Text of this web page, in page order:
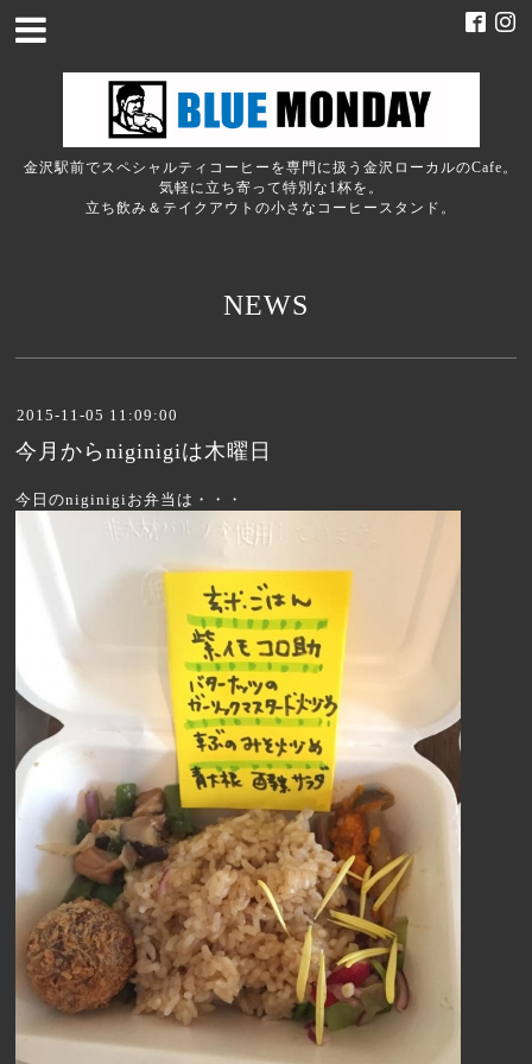
金沢駅前でスペシャルティコーヒーを専門に扱う金沢ローカルのCafe。
気軽に立ち寄って特別な1杯を。
立ち飲み＆テイクアウトの小さなコーヒースタンド。
NEWS
2015-11-05 11:09:00
今月からniginigiは木曜日
今日のniginigiお弁当は・・・